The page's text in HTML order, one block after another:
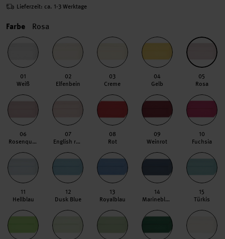
Lieferzeit: ca. 1-3 Werktage
Farbe Rosa
01
Weiß
02
Elfenbein
03
Creme
04
Gelb
05
Rosa
06
Rosenquarz
07
English rose
08
Rot
09
Weinrot
10
Fuchsia
11
Hellblau
12
Dusk Blue
13
Royalblau
14
Marineblau
15
Türkis